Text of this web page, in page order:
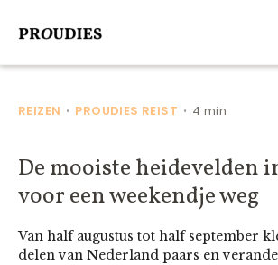
REIZEN • PROUDIES REIST • 4 min
De mooiste heidevelden
voor een weekendje weg
Van half augustus tot half september
delen van Nederland paars en